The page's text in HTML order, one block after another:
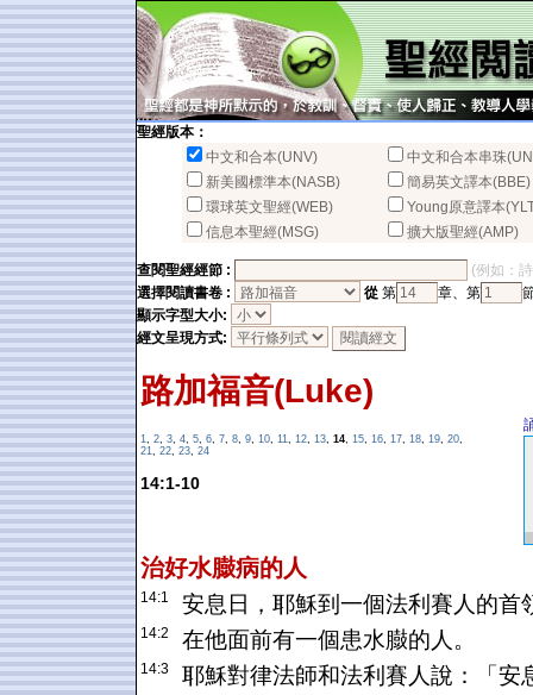
聖經版本：
中文和合本(UNV)
中文和合本串珠
新美國標準本(NASB)
簡易英文譯本(BBE)
環球英文聖經(WEB)
Young原意譯本
信息本聖經(MSG)
擴大版聖經(AMP)
查閱聖經經節 :
(例如：
選擇閱讀書卷 :
從 第 章、第
顯示字型大小:
經文呈現方式:
路加福音(Luke)
1, 2, 3, 4, 5, 6, 7, 8, 9, 10, 11, 12, 13, 14, 15, 16, 17, 18, 19, 20,
21, 22, 23, 24
14:1-10
治好水臌病的人
14:1 安息日，耶穌到一個法利賽人的首
14:2 在他面前有一個患水臌的人。
14:3 耶穌對律法師和法利賽人說：「安